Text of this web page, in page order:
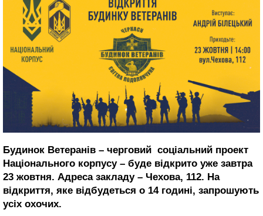
Будинок Ветеранів – черговий соціальний проект
Національного корпусу – буде відкрито уже завтра
23 жовтня. Адреса закладу – Чехова, 112. На
відкриття, яке відбудеться о 14 годині, запрошують
усіх охочих.